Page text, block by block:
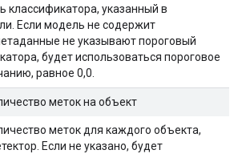
классификатора, указанный в
Если модель не содержит
не указывают пороговый
будет использоваться пороговое
равное 0,0.
меток на объект
меток для каждого объекта,
Если не указано, будет